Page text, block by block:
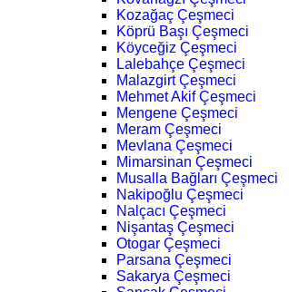
Kozağaç Çeşmeci
Köprü Başı Çeşmeci
Köyceğiz Çeşmeci
Lalebahçe Çeşmeci
Malazgirt Çeşmeci
Mehmet Akif Çeşmeci
Mengene Çeşmeci
Meram Çeşmeci
Mevlana Çeşmeci
Mimarsinan Çeşmeci
Musalla Bağları Çeşmeci
Nakipoğlu Çeşmeci
Nalçacı Çeşmeci
Nişantaş Çeşmeci
Otogar Çeşmeci
Parsana Çeşmeci
Sakarya Çeşmeci